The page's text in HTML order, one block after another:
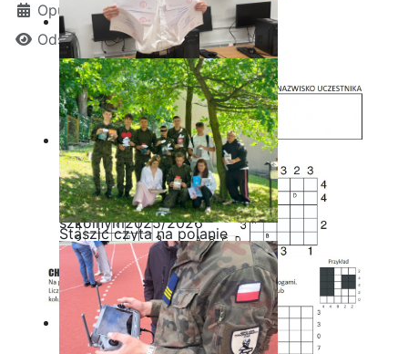
Ostatnia garść certyfikatów
Akademii CISCO w roku
szkolnym2025/2026
Staszic czyta na polanie
Opublikowano: 03 luty 2026
Odsłon: 370